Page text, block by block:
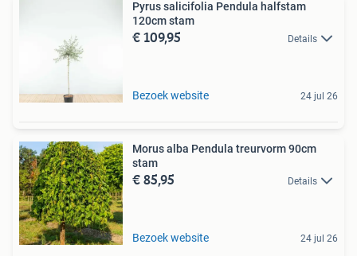
Pyrus salicifolia Pendula halfstam
120cm stam
€ 109,95 Details
Bezoek website 24 jul 26
Morus alba Pendula treurvorm 90cm
stam
€ 85,95 Details
Bezoek website 24 jul 26